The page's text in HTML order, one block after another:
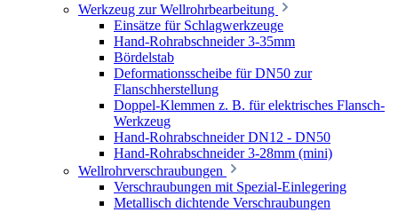
Werkzeug zur Wellrohrbearbeitung
Einsätze für Schlagwerkzeuge
Hand-Rohrabschneider 3-35mm
Bördelstab
Deformationsscheibe für DN50 zur
Flanschherstellung
Doppel-Klemmen z. B. für elektrisches Flansch-
Werkzeug
Hand-Rohrabschneider DN12 - DN50
Hand-Rohrabschneider 3-28mm (mini)
Wellrohrverschraubungen
Verschraubungen mit Spezial-Einlegering
Metallisch dichtende Verschraubungen